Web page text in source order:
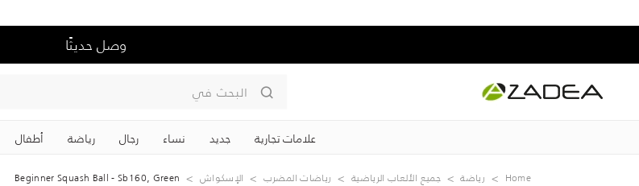
وصل حديثًا
البحث في
علامات تجارية جديد نساء رجال رياضة ‏أطفال
Home رياضة جميع الألعاب الرياضية رياضات المضرب الإسكواش Beginner Squash Ball - Sb160, Green